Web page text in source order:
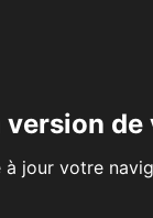
version
à jour votre